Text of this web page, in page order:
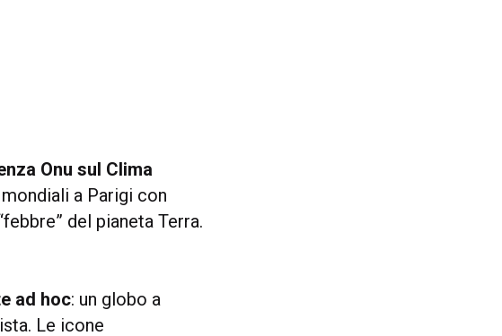
Onu sul Clima
a Parigi con
del pianeta Terra.
ad hoc: un globo a
Le icone